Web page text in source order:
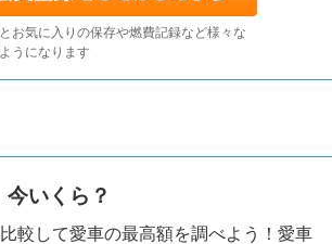
お気に入りの保存や燃費記録など様々な
うになります
いくら？
較して愛車の最高額を調べよう！愛車